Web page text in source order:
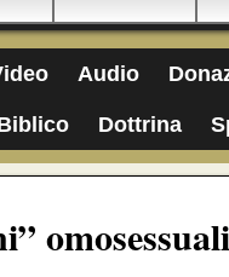
Audio
Dottrina